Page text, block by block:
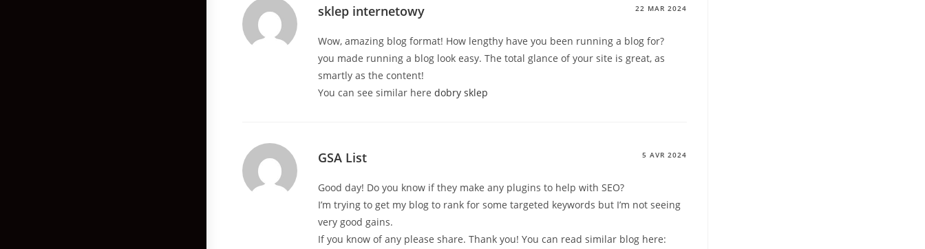
sklep internetowy 22 MAR 2024
Wow, amazing blog format! How lengthy have you been running a blog for?
you made running a blog look easy. The total glance of your site is great, as
smartly as the content!
You can see similar heredobry sklep
GSA List 5 AVR 2024
Good day! Do you know if they make any plugins to help with SEO?
I’m trying to get my blog to rank for some targeted keywords but I’m not seeing
very good gains.
If you know of any please share. Thank you! You can read similar blog here: